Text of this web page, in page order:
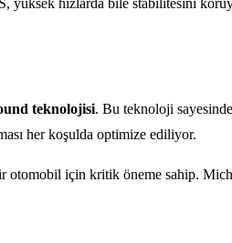
hızlarda bile stabilitesini
teknolojisi. Bu teknoloji
her koşulda optimize ediliyor.
için kritik öneme sahip.